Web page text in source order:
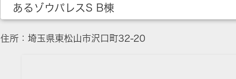
あるゾウパレスS B棟
住所：埼玉県東松山市沢口町32-20